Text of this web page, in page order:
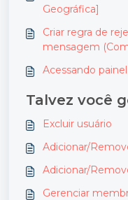
Geográfica]
Criar regra de
mensagem
Acessando
Talvez você
Excluir usuário
Adicionar/
Adicionar/
Gerenciar